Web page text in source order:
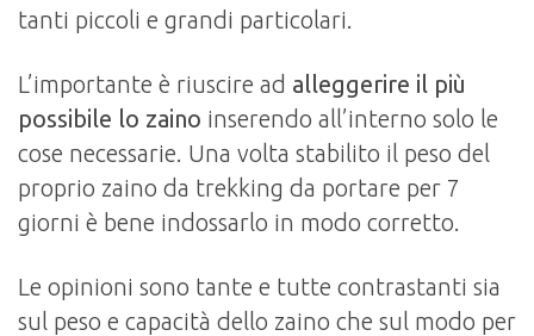
tanti piccoli e grandi particolari.
L’importante è riuscire ad alleggerire il più
possibile lo zaino inserendo all’interno solo le
cose necessarie. Una volta stabilito il peso del
proprio zaino da trekking da portare per 7
giorni è bene indossarlo in modo corretto.
Le opinioni sono tante e tutte contrastanti sia
sul peso e capacità dello zaino che sul modo per